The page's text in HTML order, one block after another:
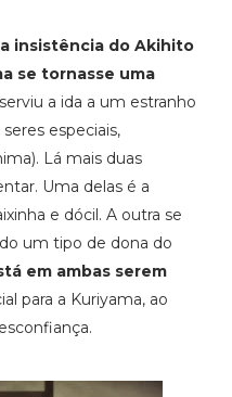
insistência do Akihito
se tornasse uma
a ida a um estranho
especiais,
Lá mais duas
Uma delas é a
e dócil. A outra se
um tipo de dona do
em ambas serem
para a Kuriyama, ao